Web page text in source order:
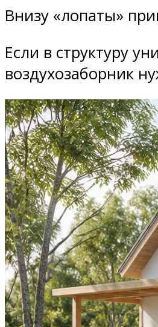
Внизу «лопаты»
Если в структуру
воздухозаборник